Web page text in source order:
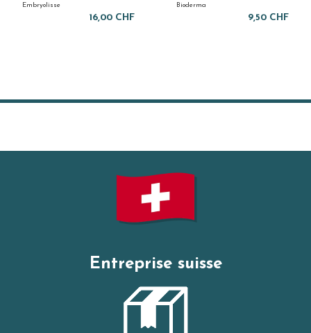
Embryolisse
16,00 CHF
Bioderma
9,50 CHF
Entreprise suisse